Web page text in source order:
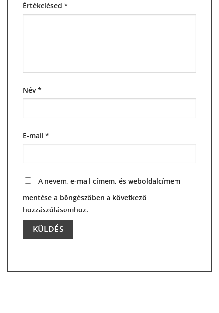
Értékelésed *
Név*
E-mail *
A nevem, e-mail címem, és weboldalcímem
mentése a böngészőben a következő
hozzászólásomhoz.